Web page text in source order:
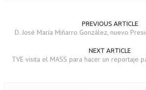
PREVIOUS ARTICLE
D. José María Miñarro González, nuevo
NEXT ARTICLE
TVE visita el MASS para hacer un reportaje